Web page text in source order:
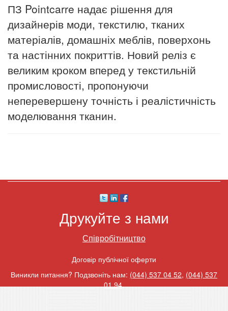
ПЗ Pointcarre надає рішення для
дизайнерів моди, текстилю, тканих
матеріалів, домашніх меблів, поверхонь
та настінних покриттів. Новий реліз є
великим кроком вперед у текстильній
промисловості, пропонуючи
неперевершену точність і реалістичність
моделювання тканин.
Друкуйте з нами
Співробітництво
Договір публічної оферти
Виникли питання? Подзвоніть нам: (044) 537 04 52, (044) 537
01 94.